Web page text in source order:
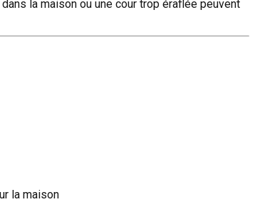
la maison ou une cour trop éraflée peuvent
la maison